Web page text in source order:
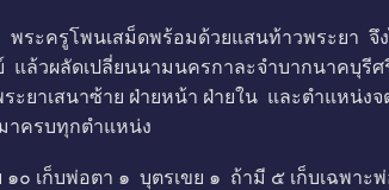
ครูโพนเสม็ดพร้อมด้วยแสนท้าวพระยา จึง
ล้วผลัดเปลี่ยนนามนครกาละจำบากนาคบุรีศ
ะยาเสนาซ้าย ฝ่ายหน้า ฝ่ายใน และตำแหน่
าครบทุกตำแหน่ง
เก็บพ่อตา ๑ บุตรเขย ๑ ถ้ามี ๕ เก็บเฉพา